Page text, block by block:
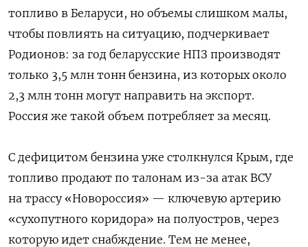
топливо в Беларуси, но объемы слишком малы,
чтобы повлиять на ситуацию, подчеркивает
Родионов: за год беларусские НПЗ производят
только 3,5 млн тонн бензина, из которых около
2,3 млн тонн могут направить на экспорт.
Россия же такой объем потребляет за месяц.
С дефицитом бензина уже столкнулся Крым, где
топливо продают по талонам из-за атак ВСУ
на трассу «Новороссия» — ключевую артерию
«сухопутного коридора» на полуостров, через
которую идет снабждение. Тем не менее,